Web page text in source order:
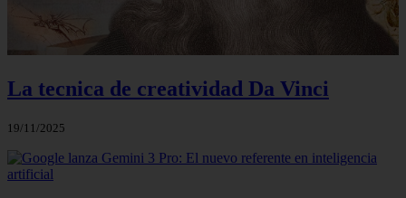
La tecnica de creatividad Da Vinci
19/11/2025